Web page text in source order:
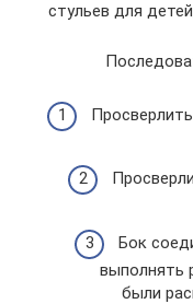
стульев для
Бок
выполнять
были